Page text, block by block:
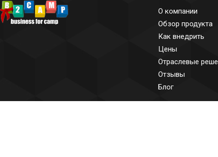
О компании
Обзор продукта
Как внедрить
Цены
Отраслевые
Отзывы
Блог